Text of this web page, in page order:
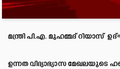
മന്ത്രി പി.എ. മുഹമ്മദ് റിയാസ്
ഉന്നത വിദ്യാഭ്യാസ മേഖലയുടെ